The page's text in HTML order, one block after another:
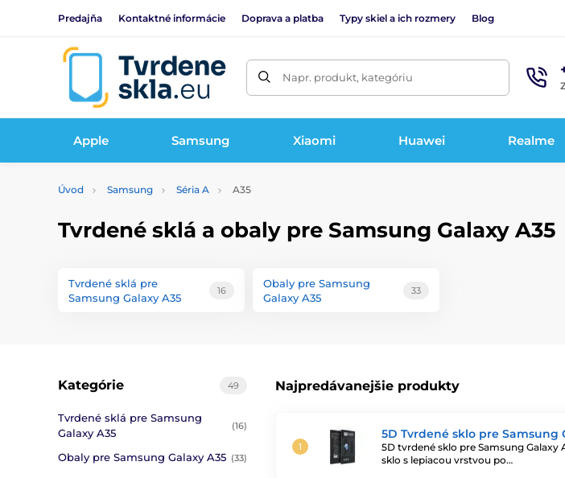
Predajňa Kontaktné informácie Doprava a platba Typy skiel a ich rozmery Blog
Napr. produkt, kategóriu
Apple Samsung Xiaomi Huawei Realme
Úvod Samsung Séria A A35
Tvrdené sklá a obaly pre Samsung Galaxy A35
Tvrdené sklá pre
Samsung Galaxy A35
16
Obaly pre Samsung
Galaxy A35
33
Najpredávanejšie produkty
5D Tvrdené sklo pre Samsung
5D tvrdené sklo pre Samsung Galaxy
sklo s lepiacou vrstvou po…
49
Kategórie
Tvrdené sklá pre Samsung
Galaxy A35
(16)
Obaly pre Samsung Galaxy A35 (33)